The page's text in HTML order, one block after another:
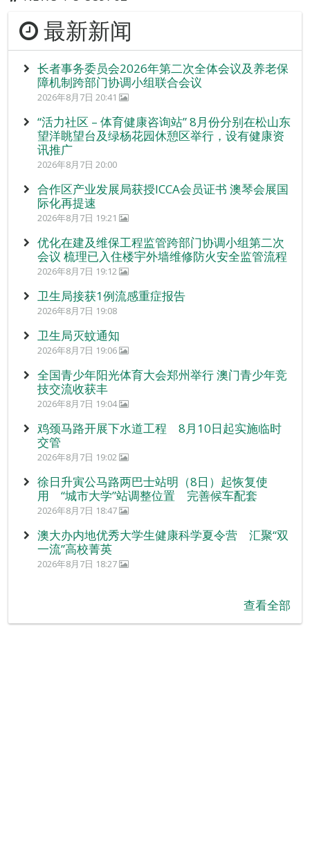
最新新闻
长者事务委员会2026年第二次全体会议及养老保
障机制跨部门协调小组联合会议
2026年8月7日 20:41
“活力社区 – 体育健康咨询站” 8月份分别在松山东
望洋眺望台及绿杨花园休憩区举行，设有健康资
讯推广
2026年8月7日 20:00
合作区产业发展局获授ICCA会员证书 澳琴会展国
际化再提速
2026年8月7日 19:21
优化在建及维保工程监管跨部门协调小组第二次
会议 梳理已入住楼宇外墙维修防火安全监管流程
2026年8月7日 19:12
卫生局接获1例流感重症报告
2026年8月7日 19:08
卫生局灭蚊通知
2026年8月7日 19:06
全国青少年阳光体育大会郑州举行 澳门青少年竞
技交流收获丰
2026年8月7日 19:04
鸡颈马路开展下水道工程 8月10日起实施临时
交管
2026年8月7日 19:02
徐日升寅公马路两巴士站明（8日）起恢复使
用 “城市大学”站调整位置 完善候车配套
2026年8月7日 18:47
澳大办内地优秀大学生健康科学夏令营 汇聚“双
一流”高校菁英
2026年8月7日 18:27
查看全部